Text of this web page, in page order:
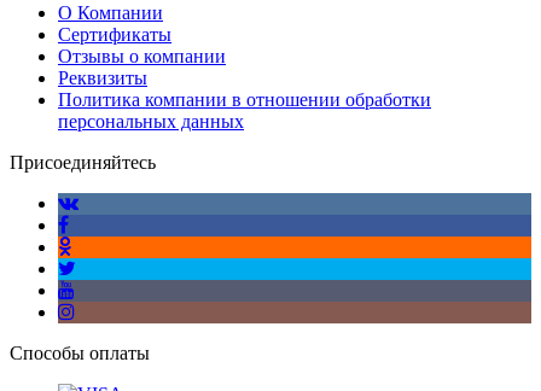
О Компании
Сертификаты
Отзывы о компании
Реквизиты
Политика компании в отношении обработки
персональных данных
Присоединяйтесь
Способы оплаты